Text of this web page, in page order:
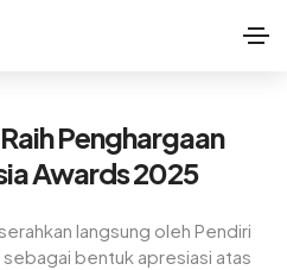
Penghargaan
Awards 2025
langsung oleh Pendiri
sebagai bentuk apresiasi atas